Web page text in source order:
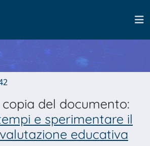
copia del documento:
e sperimentare il
educativa